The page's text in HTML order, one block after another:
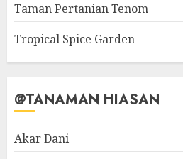
Taman Pertanian Tenom
Tropical Spice Garden
@TANAMAN HIASAN
Akar Dani